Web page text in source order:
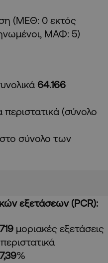
(ΜΕΘ: 0 εκτός
ΜΑΦ: 5)
64.166
περιστατικά (σύνολο
σύνολο των
εξετάσεων (PCR):
μοριακές εξετάσεις
7,39%